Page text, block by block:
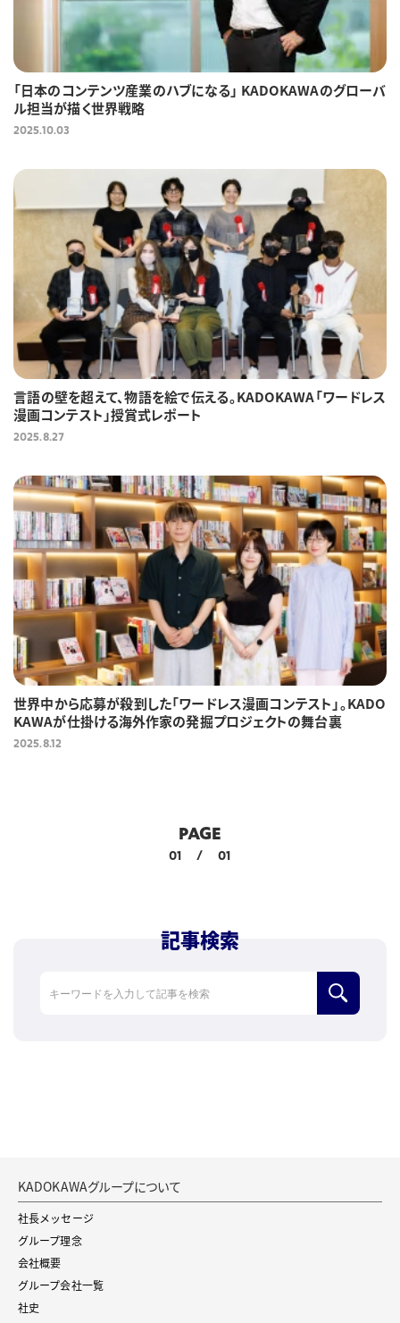
「日本のコンテンツ産業のハブになる」 KADOKAWAのグローバ
ル担当が描く世界戦略
2025.10.03
言語の壁を超えて、物語を絵で伝える。KADOKAWA「ワードレス
漫画コンテスト」授賞式レポート
2025.8.27
世界中から応募が殺到した「ワードレス漫画コンテスト」。KADO
KAWAが仕掛ける海外作家の発掘プロジェクトの舞台裏
2025.8.12
PAGE
01 / 01
記事検索
検索
KADOKAWAグループについて
社長メッセージ
グループ理念
会社概要
グループ会社一覧
社史